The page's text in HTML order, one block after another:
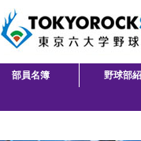
部員名簿 野球部